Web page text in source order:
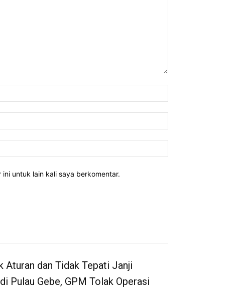
untuk lain kali saya berkomentar.
Aturan dan Tidak Tepati Janji
Pulau Gebe, GPM Tolak Operasi